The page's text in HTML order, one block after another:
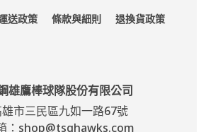
送政策 條款與細則 退換貨政策
雄鷹棒球隊股份有限公司
雄市三民區九如一路67號
：shop@tsghawks.com